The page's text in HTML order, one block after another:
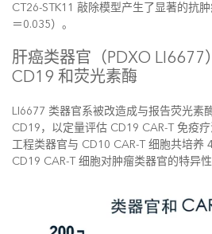
CT26-STK11 敲除模型产生了显著的抗
＝0.035）。
肝癌类器官（PDXO LI6677
CD19 和荧光素酶
LI6677 类器官系被改造成与报告荧光素
CD19，以定量评估 CD19 CAR-T 免疫
工程类器官与 CD10 CAR-T 细胞共培养
CD19 CAR-T 细胞对肿瘤类器官的特异性